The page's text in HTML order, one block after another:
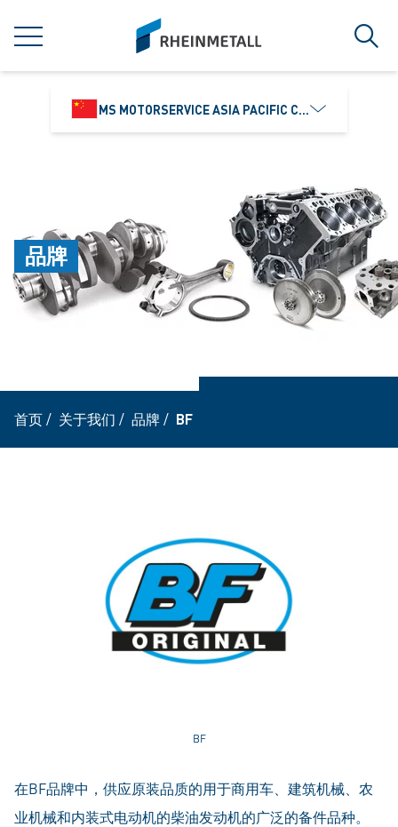
菜单
siteLogo
搜索
MS MOTORSERVICE ASIA PACIFIC CO., LTD.
品牌
首页/ 关于我们 / 品牌/ BF
BF
在BF品牌中，供应原装品质的用于商用车、建筑机械、农
业机械和内装式电动机的柴油发动机的广泛的备件品种。